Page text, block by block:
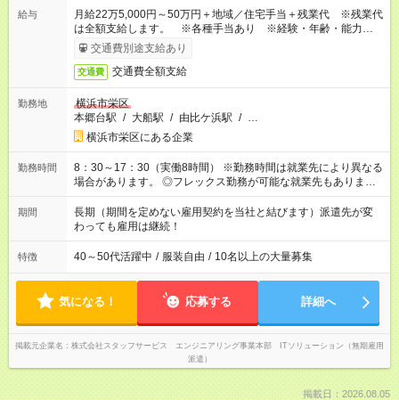
給与
月給22万5,000円～50万円＋地域／住宅手当＋残業代 ※残業代
は全額支給します。 ※各種手当あり ※経験・年齢・能力等を
考慮して加給・優遇します。
交通費別途支給あり
交通費 交通費全額支給
勤務地
横浜市栄区
本郷台駅 / 大船駅 / 由比ケ浜駅 / …
横浜市栄区にある企業
勤務時間
8：30～17：30（実働8時間） ※勤務時間は就業先により異なる
場合があります。 ◎フレックス勤務が可能な就業先もありま
す。 ◎今よりもさらに働きやすい環境をつくるべく、 働き方
改革に全社をあげて取り組んでいます。
期間
長期（期間を定めない雇用契約を当社と結びます）派遣先が変
わっても雇用は継続！
特徴 40～50代活躍中 / 服装自由 / 10名以上の大量募集
気になる！ 応募する 詳細へ
掲載元企業名
株式会社スタッフサービス エンジニアリング事業本部 ITソリューション（無期雇用
派遣）
掲載日：2026.08.05